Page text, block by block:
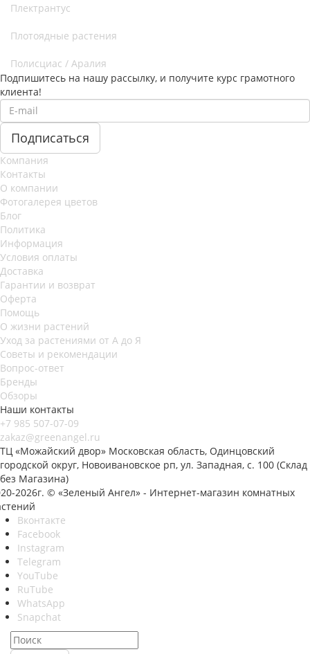
Плектрантус
Плотоядные растения
Полисциас / Аралия
Подпишитесь на нашу рассылку, и получите курс грамотного
клиента!
Компания
Контакты
О компании
Фотогалерея цветов
Блог
Политика
Информация
Условия оплаты
Доставка
Гарантии и возврат
Оферта
Помощь
О жизни растений
Уход за растениями от А до Я
Советы и рекомендации
Вопрос-ответ
Бренды
Обзоры
Наши контакты
+7 985 507-07-09
zakaz@greenangel.ru
ТЦ «Можайский двор» Московская область, Одинцовский
городской округ, Новоивановское рп, ул. Западная, с. 100 (Склад
без Магазина)
2026г. © «Зеленый Ангел» - Интернет-магазин комнатных
Вконтакте
Facebook
Instagram
Telegram
YouTube
RuTube
WhatsApp
Snapchat